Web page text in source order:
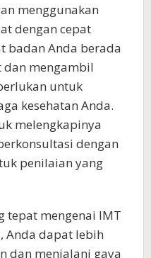
menggunakan
dengan cepat
badan Anda berada
dan mengambil
untuk
kesehatan Anda.
melengkapinya
dengan
penilaian yang
tepat mengenai IMT
Anda dapat lebih
dan menjalani gaya